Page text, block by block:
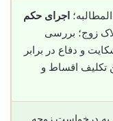
اجرای حکم
زوج؛ بررسی
و دفاع در برابر
تکلیف اقساط و